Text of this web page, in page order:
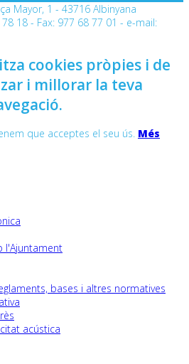
Mayor, 1 - 43716 Albinyana
18 - Fax: 977 68 77 01 - e-mail:
cookies pròpies i de
i millorar la teva
que acceptes el seu ús. Més
l'Ajuntament
bases i altres normatives
acústica